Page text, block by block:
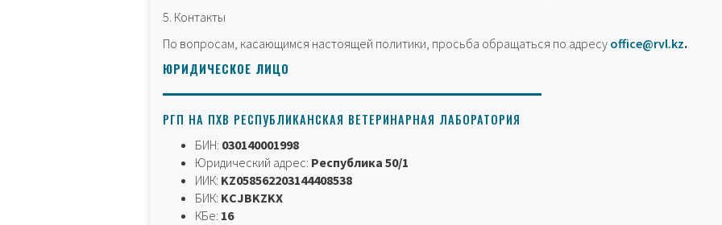
5. Контакты
По вопросам, касающимся настоящей политики, просьба обращаться по адресу office@rvl.kz.
ЮРИДИЧЕСКОЕ ЛИЦО
РГП НА ПХВ РЕСПУБЛИКАНСКАЯ ВЕТЕРИНАРНАЯ ЛАБОРАТОРИЯ
БИН: 030140001998
Юридический адрес: Республика 50/1
ИИК: KZ058562203144408538
БИК: KCJBKZKX
КБе: 16